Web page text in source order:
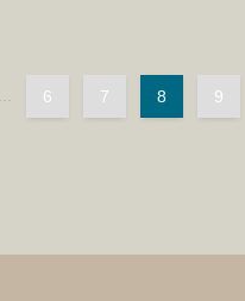
6 7 8 9